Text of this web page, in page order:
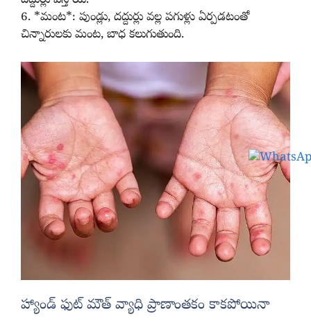
6. *మంట*: పుండ్లు, దద్దుర్లు వల్ల పగుళ్లు ఏర్పడటంతో
చిన్నారులకు మంట, బాధ కలుగుతుంది.
హ్యాండ్ ఫుట్ మౌత్ వ్యాధి ప్రాణాంతకం కాకపోయినా